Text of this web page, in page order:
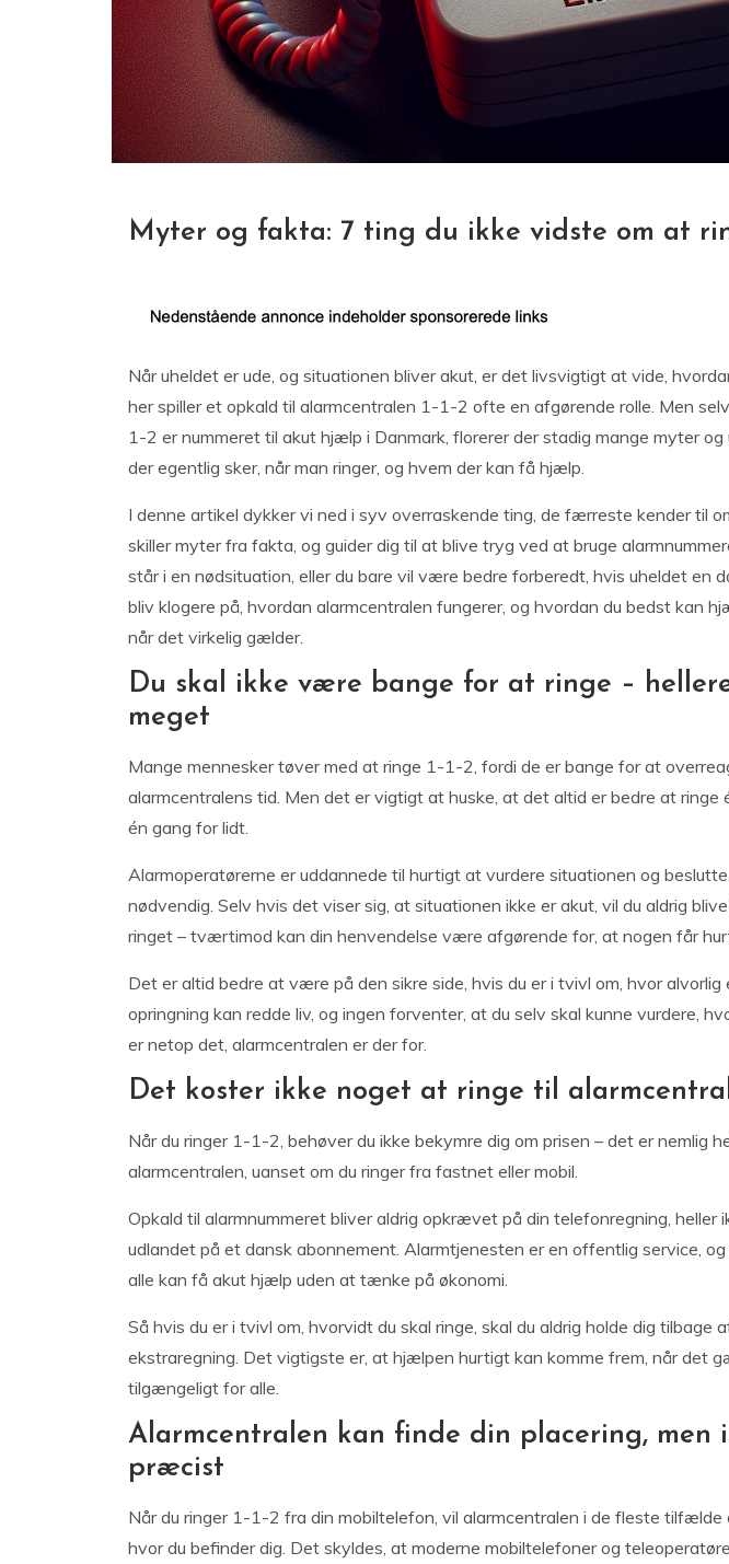
Myter og fakta: 7 ting du ikke vidste om at
Når uheldet er ude, og situationen bliver akut, er det livsvigtigt at vide,
her spiller et opkald til alarmcentralen 1-1-2 ofte en afgørende rolle. Men
1-2 er nummeret til akut hjælp i Danmark, florerer der stadig mange myter og
der egentlig sker, når man ringer, og hvem der kan få hjælp.
I denne artikel dykker vi ned i syv overraskende ting, de færreste kender til
skiller myter fra fakta, og guider dig til at blive tryg ved at bruge
står i en nødsituation, eller du bare vil være bedre forberedt, hvis uheldet en
bliv klogere på, hvordan alarmcentralen fungerer, og hvordan du bedst kan
når det virkelig gælder.
Du skal ikke være bange for at ringe –
meget
Mange mennesker tøver med at ringe 1-1-2, fordi de er bange for at
alarmcentralens tid. Men det er vigtigt at huske, at det altid er bedre at ringe
én gang for lidt.
Alarmoperatørerne er uddannede til hurtigt at vurdere situationen og
nødvendig. Selv hvis det viser sig, at situationen ikke er akut, vil du aldrig
ringet – tværtimod kan din henvendelse være afgørende for, at nogen får
Det er altid bedre at være på den sikre side, hvis du er i tvivl om, hvor alvorlig
opringning kan redde liv, og ingen forventer, at du selv skal kunne vurdere,
er netop det, alarmcentralen er der for.
Det koster ikke noget at ringe til
Når du ringer 1-1-2, behøver du ikke bekymre dig om prisen – det er nemlig
alarmcentralen, uanset om du ringer fra fastnet eller mobil.
Opkald til alarmnummeret bliver aldrig opkrævet på din telefonregning, heller
udlandet på et dansk abonnement. Alarmtjenesten er en offentlig service,
alle kan få akut hjælp uden at tænke på økonomi.
Så hvis du er i tvivl om, hvorvidt du skal ringe, skal du aldrig holde dig tilbage
ekstraregning. Det vigtigste er, at hjælpen hurtigt kan komme frem, når det
tilgængeligt for alle.
Alarmcentralen kan finde din placering, men
præcist
Når du ringer 1-1-2 fra din mobiltelefon, vil alarmcentralen i de fleste tilfælde
hvor du befinder dig. Det skyldes, at moderne mobiltelefoner og